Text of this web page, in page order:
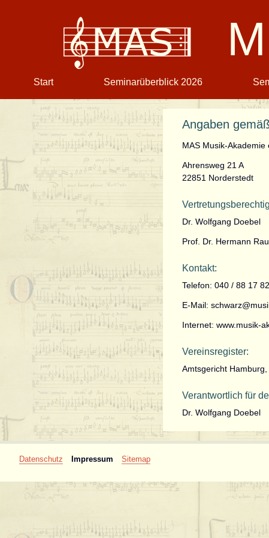
Navigation
Start Seminarüberblick 2026
Angaben
MAS Musik-Akademie
Ahrensweg 21 A
22851 Norderstedt
Dr. Wolfgang Doebel
Prof. Dr. Hermann
Kontakt:
Telefon: 040 / 88 17
E-Mail:
Internet: www.musik-
Vereinsregister:
Amtsgericht Hamburg,
Verantwortlich für
Dr. Wolfgang Doebel
Navigation
Datenschutz Impressum Sitemap